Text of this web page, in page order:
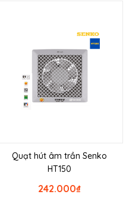
Quạt hút âm trần Senko
HT150
₫
242.000